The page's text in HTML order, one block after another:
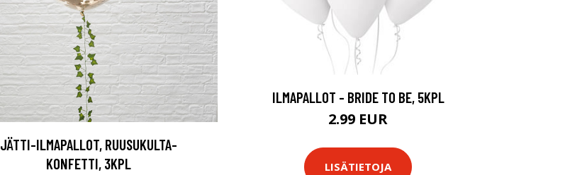
JÄTTI-ILMAPALLOT, RUUSUKULTA-
KONFETTI, 3KPL
ILMAPALLOT - BRIDE TO BE, 5KPL
2.99 EUR
LISÄTIETOJA